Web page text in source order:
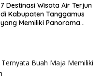
7 Destinasi Wisata Air Terjun
di Kabupaten Tanggamus
yang Memiliki Panorama